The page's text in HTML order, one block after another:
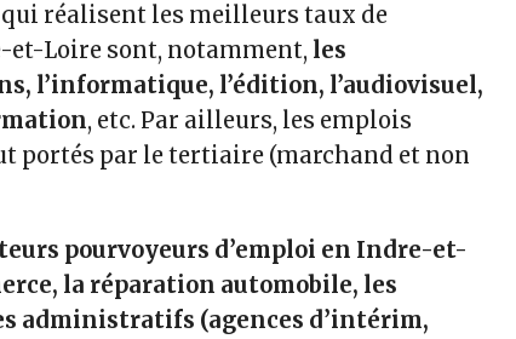
qui réalisent les meilleurs taux de
et-Loire sont, notamment, les
l’informatique, l’édition, l’audiovisuel,
, etc. Par ailleurs, les emplois
portés par le tertiaire (marchand et non
pourvoyeurs d’emploi en Indre-et-
la réparation automobile, les
administratifs (agences d’intérim,